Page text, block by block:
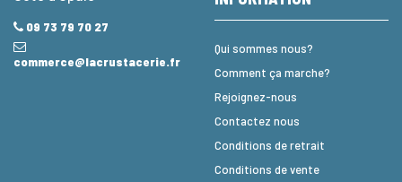
09 73 79 70 27
commerce@lacrustacerie.fr
Qui sommes nous?
Comment ça marche?
Rejoignez-nous
Contactez nous
Conditions de retrait
Conditions de vente